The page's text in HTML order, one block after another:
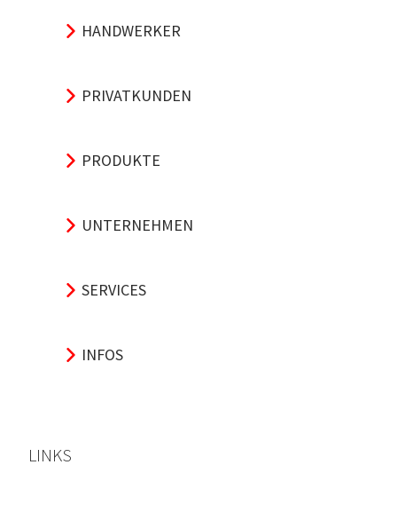
HANDWERKER
PRIVATKUNDEN
PRODUKTE
UNTERNEHMEN
SERVICES
INFOS
LINKS